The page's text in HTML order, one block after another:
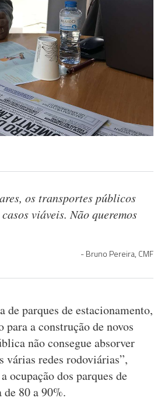
os transportes públicos
viáveis. Não queremos
Bruno Pereira, CMF
de parques de estacionamento,
a construção de novos
não consegue absorver
várias redes rodoviárias”,
ocupação dos parques de
80 a 90%.